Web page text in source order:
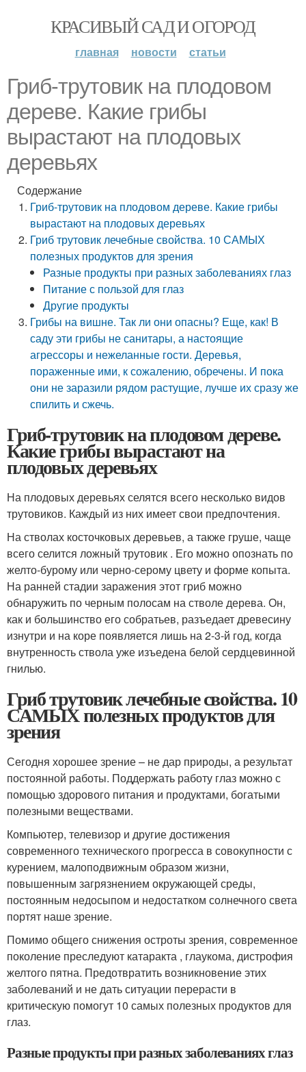
КРАСИВЫЙ САД И ОГОРОД
главная новости статьи
Гриб-трутовик на плодовом
дереве. Какие грибы
вырастают на плодовых
деревьях
Содержание
Гриб-трутовик на плодовом дереве. Какие грибы
вырастают на плодовых деревьях
Гриб трутовик лечебные свойства. 10 САМЫХ
полезных продуктов для зрения
Разные продукты при разных заболеваниях глаз
Питание с пользой для глаз
Другие продукты
Грибы на вишне. Так ли они опасны? Еще, как! В
саду эти грибы не санитары, а настоящие
агрессоры и нежеланные гости. Деревья,
пораженные ими, к сожалению, обречены. И пока
они не заразили рядом растущие, лучше их сразу же
спилить и сжечь.
Гриб-трутовик на плодовом дереве.
Какие грибы вырастают на
плодовых деревьях
На плодовых деревьях селятся всего несколько видов
трутовиков. Каждый из них имеет свои предпочтения.
На стволах косточковых деревьев, а также груше, чаще
всего селится ложный трутовик . Его можно опознать по
желто-бурому или черно-серому цвету и форме копыта.
На ранней стадии заражения этот гриб можно
обнаружить по черным полосам на стволе дерева. Он,
как и большинство его собратьев, разъедает древесину
изнутри и на коре появляется лишь на 2-3-й год, когда
внутренность ствола уже изъедена белой сердцевинной
гнилью.
Гриб трутовик лечебные свойства. 10
САМЫХ полезных продуктов для
зрения
Сегодня хорошее зрение – не дар природы, а результат
постоянной работы. Поддержать работу глаз можно с
помощью здорового питания и продуктами, богатыми
полезными веществами.
Компьютер, телевизор и другие достижения
современного технического прогресса в совокупности с
курением, малоподвижным образом жизни,
повышенным загрязнением окружающей среды,
постоянным недосыпом и недостатком солнечного света
портят наше зрение.
Помимо общего снижения остроты зрения, современное
поколение преследуют катаракта , глаукома, дистрофия
желтого пятна. Предотвратить возникновение этих
заболеваний и не дать ситуации перерасти в
критическую помогут 10 самых полезных продуктов для
глаз.
Разные продукты при разных заболеваниях глаз